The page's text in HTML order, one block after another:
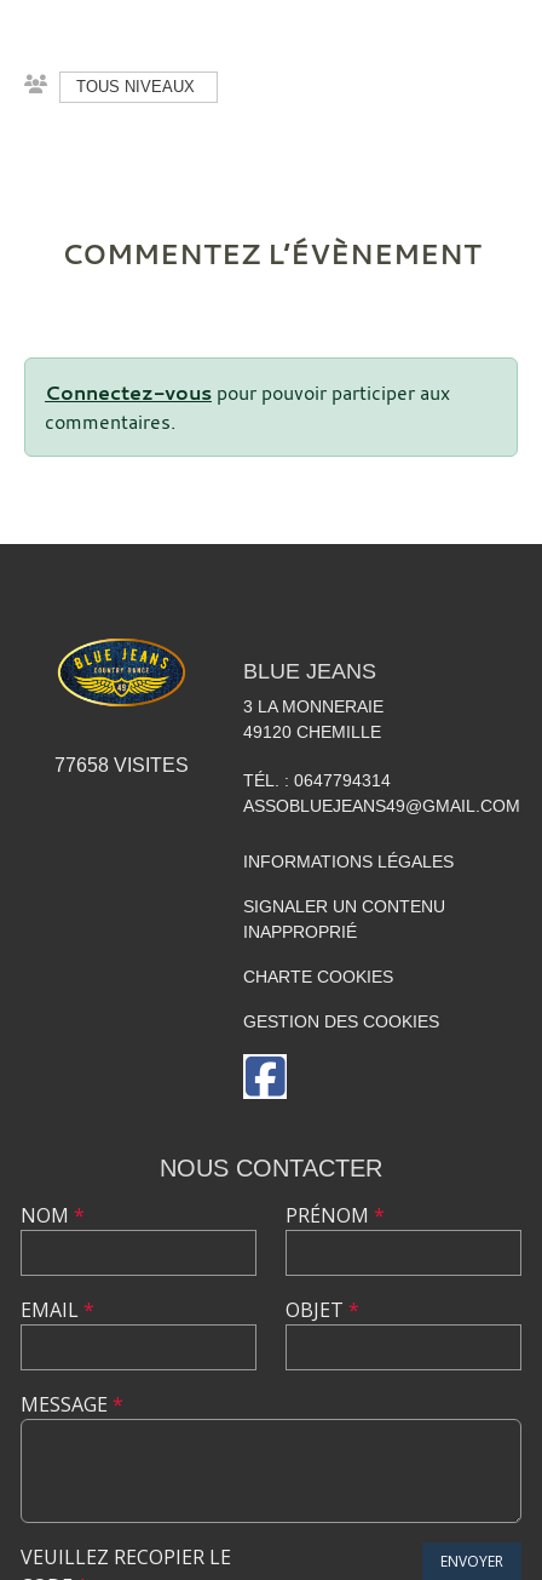
TOUS NIVEAUX
COMMENTEZ L’ÉVÈNEMENT
Connectez-vous pour pouvoir participer aux
commentaires.
77658VISITES
BLUE JEANS
3 LA MONNERAIE
49120 CHEMILLE
TÉL. : 0647794314
ASSOBLUEJEANS49@GMAIL.COM
INFORMATIONS LÉGALES
SIGNALER UN CONTENU
INAPPROPRIÉ
CHARTE COOKIES
GESTION DES COOKIES
NOUS CONTACTER
NOM *
EMAIL*
PRÉNOM *
OBJET *
MESSAGE *
VEUILLEZ RECOPIER LE
ENVOYER